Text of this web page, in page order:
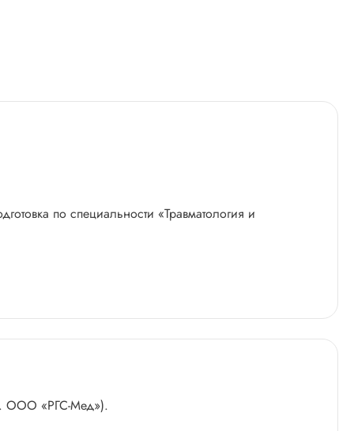
по специальности «Травматология и
ООО «РГС-Мед»).